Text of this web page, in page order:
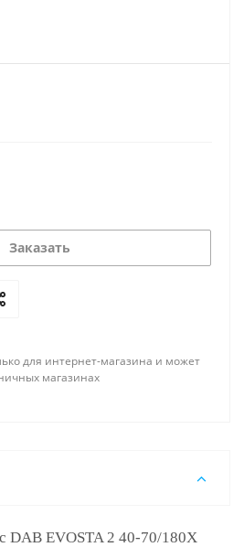
Заказать
для интернет-магазина и может
магазинах
DAB EVOSTA 2 40-70/180X